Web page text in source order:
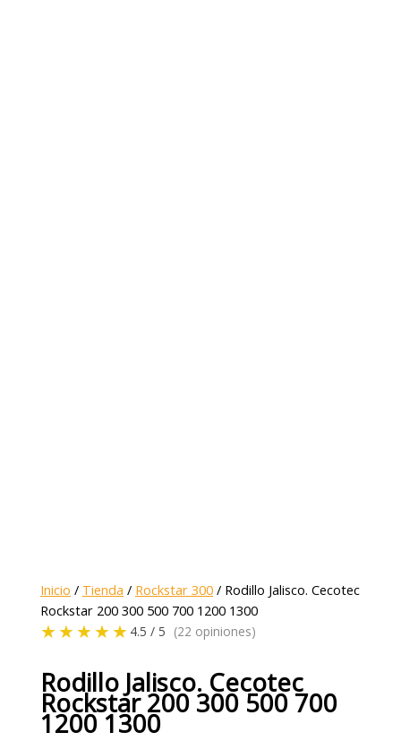
Inicio / Tienda / Rockstar 300 / Rodillo Jalisco. Cecotec
Rockstar 200 300 500 700 1200 1300
★★★★★ 4.5 / 5 (22 opiniones)
Rodillo Jalisco. Cecotec
Rockstar 200 300 500 700
1200 1300